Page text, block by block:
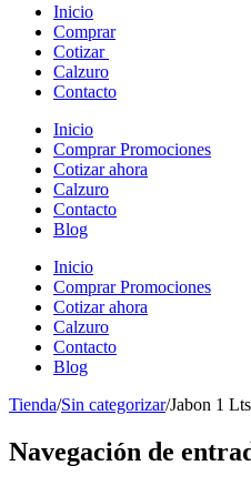
Inicio
Comprar
Cotizar
Calzuro
Contacto
Inicio
Comprar Promociones
Cotizar ahora
Calzuro
Contacto
Blog
Inicio
Comprar Promociones
Cotizar ahora
Calzuro
Contacto
Blog
Tienda/Sin categorizar/Jabon 1
Navegación de